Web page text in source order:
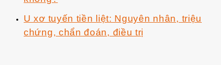
U xơ tuyến tiền liệt: Nguyên nhân, triệu
chứng, chẩn đoán, điều trị